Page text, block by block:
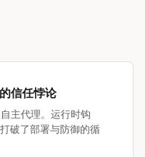
信任悖论
主代理。运行时钩
破了部署与防御的循